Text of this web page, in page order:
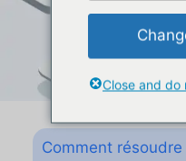
Comment
Close and